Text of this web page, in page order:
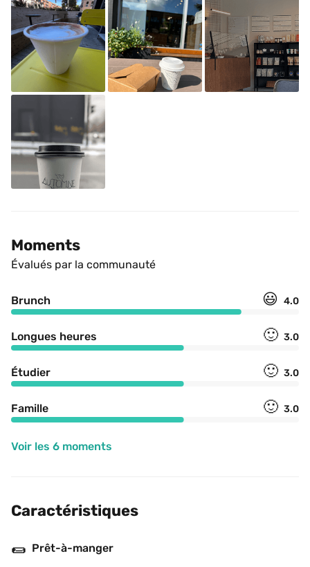
Moments
Évalués par la communauté
Brunch 😃 4.0
Longues heures 🙂 3.0
Étudier 🙂 3.0
Famille 🙂 3.0
Voir les 6 moments
Caractéristiques
🌯 Prêt-à-manger